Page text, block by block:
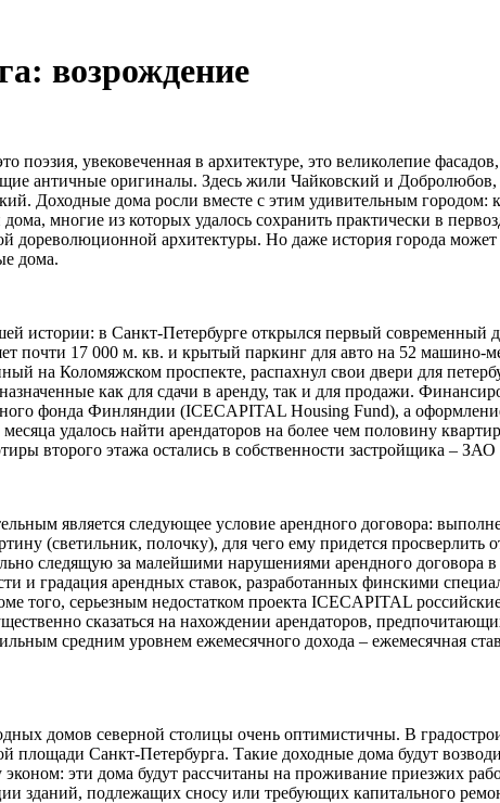
возрождение
поэзия, увековеченная в архитектуре, это великолепие
античные оригиналы. Здесь жили Чайковский и
Доходные дома росли вместе с этим удивительным
многие из которых удалось сохранить практически в
дореволюционной архитектуры. Но даже история города
дома.
истории: в Санкт-Петербурге открылся первый современный
почти 17 000 м. кв. и крытый паркинг для авто на 52 машино-
на Коломяжском проспекте, распахнул свои двери для
как для сдачи в аренду, так и для продажи.
фонда Финляндии (ICECAPITAL Housing Fund), а
удалось найти арендаторов на более чем половину
второго этажа остались в собственности застройщика –
является следующее условие арендного договора:
(светильник, полочку), для чего ему придется просверлить
следящую за малейшими нарушениями арендного договора
и градация арендных ставок, разработанных финскими
того, серьезным недостатком проекта ICECAPITAL
сказаться на нахождении арендаторов,
средним уровнем ежемесячного дохода – ежемесячная
домов северной столицы очень оптимистичны. В
площади Санкт-Петербурга. Такие доходные дома будут
эти дома будут рассчитаны на проживание приезжих
зданий, подлежащих сносу или требующих капитального